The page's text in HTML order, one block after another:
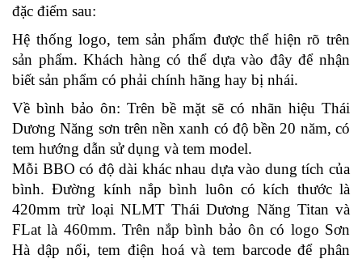
đặc điểm sau:
Hệ thống logo, tem sản phẩm được thể hiện rõ trên
sản phẩm. Khách hàng có thể dựa vào đây để nhận
biết sản phẩm có phải chính hãng hay bị nhái.
Về bình bảo ôn: Trên bề mặt sẽ có nhãn hiệu Thái
Dương Năng sơn trên nền xanh có độ bền 20 năm, có
tem hướng dẫn sử dụng và tem model.
Mỗi BBO có độ dài khác nhau dựa vào dung tích của
bình. Đường kính nắp bình luôn có kích thước là
420mm trừ loại NLMT Thái Dương Năng Titan và
FLat là 460mm. Trên nắp bình bảo ôn có logo Sơn
Hà dập nổi, tem điện hoá và tem barcode để phân